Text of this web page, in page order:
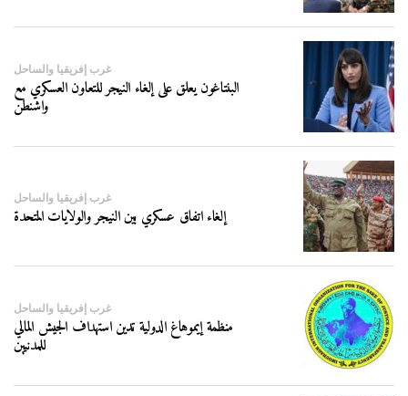
غرب إفريقيا والساحل
البنتاغون يعلق على إلغاء النيجر للتعاون العسكري مع
واشنطن
غرب إفريقيا والساحل
إلغاء اتفاق عسكري بين النيجر والولايات المتحدة
غرب إفريقيا والساحل
منظمة إيموهاغ الدولية تدين استهداف الجيش المالي
للمدنيين